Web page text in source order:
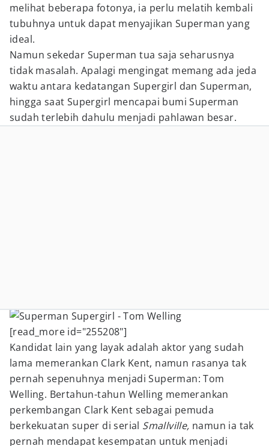
melihat beberapa fotonya, ia perlu melatih kembali
tubuhnya untuk dapat menyajikan Superman yang
ideal.
Namun sekedar Superman tua saja seharusnya
tidak masalah. Apalagi mengingat memang ada jeda
waktu antara kedatangan Supergirl dan Superman,
hingga saat Supergirl mencapai bumi Superman
sudah terlebih dahulu menjadi pahlawan besar.
[read_more id="255208"]
Kandidat lain yang layak adalah aktor yang sudah
lama memerankan Clark Kent, namun rasanya tak
pernah sepenuhnya menjadi Superman: Tom
Welling. Bertahun-tahun Welling memerankan
perkembangan Clark Kent sebagai pemuda
berkekuatan super di serial Smallville, namun ia tak
pernah mendapat kesempatan untuk menjadi